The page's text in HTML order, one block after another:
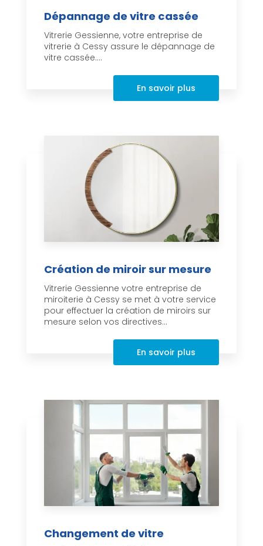
Dépannage de vitre cassée
Vitrerie Gessienne, votre entreprise de
vitrerie à Cessy assure le dépannage de
vitre cassée....
En savoir plus
Création de miroir sur mesure
Vitrerie Gessienne votre entreprise de
miroiterie à Cessy se met à votre service
pour effectuer la création de miroirs sur
mesure selon vos directives...
En savoir plus
Changement de vitre